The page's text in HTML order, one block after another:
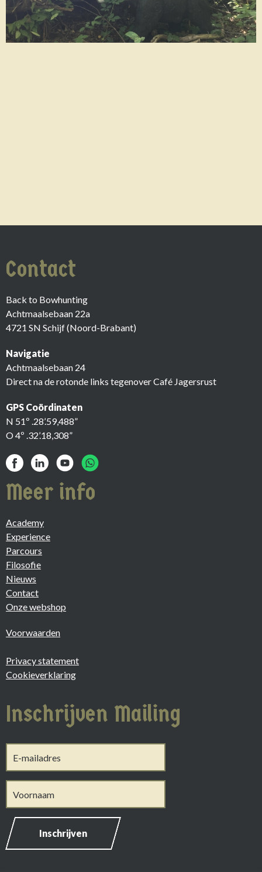
Contact
Back to Bowhunting
Achtmaalsebaan 22a
4721 SN Schijf (Noord-Brabant)
Navigatie
Achtmaalsebaan 24
Direct na de rotonde links tegenover Café Jagersrust
GPS Coördinaten
N 51º .28’.59,488”
O 4º .32’.18,308”
Meer info
Academy
Experience
Parcours
Filosofie
Nieuws
Contact
Onze webshop
Voorwaarden
Privacy statement
Cookieverklaring
Inschrijven Mailing
Inschrijven